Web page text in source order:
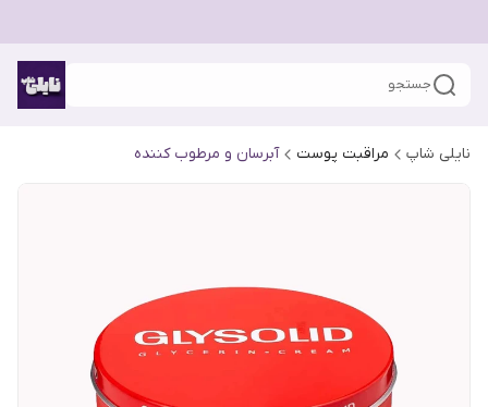
جستجو
نایلی شاپ مراقبت پوست آبرسان و مرطوب کننده